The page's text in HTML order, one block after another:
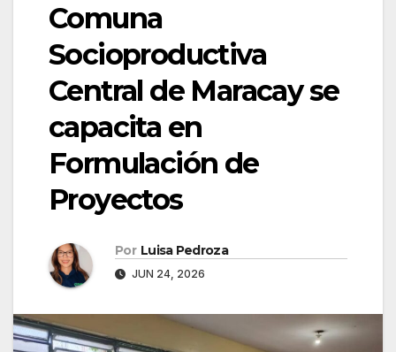
Comuna
Socioproductiva
Central de Maracay se
capacita en
Formulación de
Proyectos
Por Luisa Pedroza
JUN 24, 2026